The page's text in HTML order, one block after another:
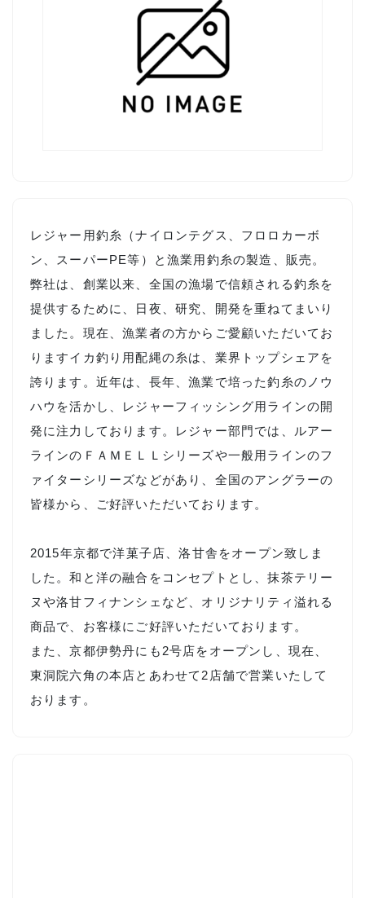
レジャー用釣糸（ナイロンテグス、フロロカーボ
ン、スーパーPE等）と漁業用釣糸の製造、販売。
弊社は、創業以来、全国の漁場で信頼される釣糸を
提供するために、日夜、研究、開発を重ねてまいり
ました。現在、漁業者の方からご愛顧いただいてお
りますイカ釣り用配縄の糸は、業界トップシェアを
誇ります。近年は、長年、漁業で培った釣糸のノウ
ハウを活かし、レジャーフィッシング用ラインの開
発に注力しております。レジャー部門では、ルアー
ラインのＦＡＭＥＬＬシリーズや一般用ラインのフ
ァイターシリーズなどがあり、全国のアングラーの
皆様から、ご好評いただいております。
2015年京都で洋菓子店、洛甘舎をオープン致しま
した。和と洋の融合をコンセプトとし、抹茶テリー
ヌや洛甘フィナンシェなど、オリジナリティ溢れる
商品で、お客様にご好評いただいております。
また、京都伊勢丹にも2号店をオープンし、現在、
東洞院六角の本店とあわせて2店舗で営業いたして
おります。